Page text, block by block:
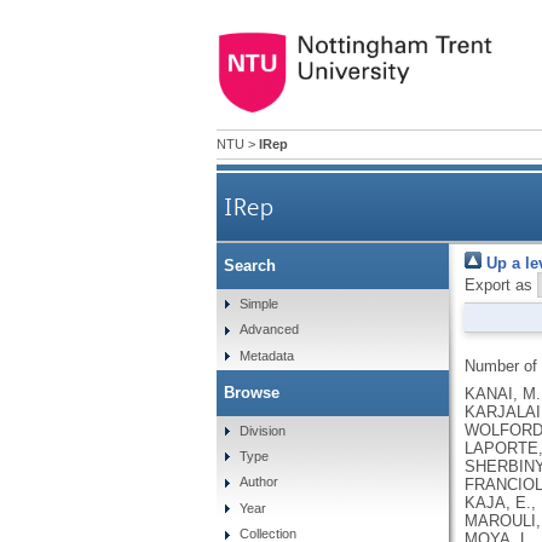
NTU > IRep
IRep
Up a
Export as
Number
KANAI, M., ANDREWS, S.J., CORDIOLI, M., STEVENS, C., NEALE, B.M., DALY, M., GANNA, A., PATHAK, G.A., IWASAKI, A., KARJALAINEN, J., MEHTONEN, J., PIRINEN, M., CHWIALKOWSKA, K., TRANKIEM, A., BALACONIS, M.K., VEERAPEN, K., WOLFORD, B.N., AHMAD, H.F., ANDREWS, S., VON HOHENSTAUFEN PUOTI, K.A., BOER, C., BOUA, P.R., BUTLER-LAPORTE, G., CADILLA, C.L., CHWIAŁKOWSKA, K., COLOMBO, F., DOUILLARD, V., DUEKER, N., DUTTA, A.K., EL-SHERBINY, Y.M., ELTOUKHY, M.M., ESMAEELI, S., FAUCON, A., FAVE, M.J., CADENAS, I.F., FRANCESCATTO, M., FRANCIOLI, L., FRANKE, L., FUENTES, M., DURÁN, R.G., CABRERO, D.G., HARRY, E.N., JANSEN, P., SZENTPÉTERI, J.L., KAJA, E., KANAI, M., KIRK, C., KOUSATHANAS, A., KRIEGER, J.E., PATEL, S.K., LEMAÇON, A., LIMOU, S., LIÓ, P., MAROULI, E., MARTTILA, M.M., MEDINA-GÓMEZ, C.,
Search
Simple
Advanced
Metadata
Browse
Division
Type
Author
Year
Collection